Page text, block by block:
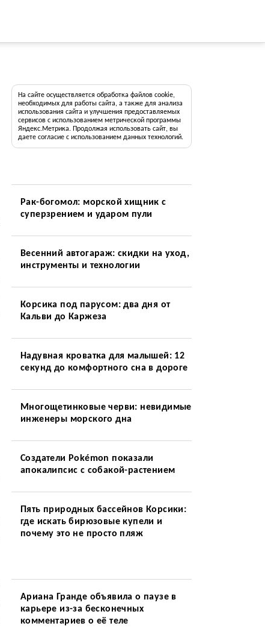
На сайте осуществляется обработка файлов cookie,
необходимых для работы сайта, а также для анализа
использования сайта и улучшения предоставляемых
сервисов с использованием метрической программы
Яндекс.Метрика. Продолжая использовать сайт, вы
даете согласие с использованием данных технологий.
Рак-богомол: морской хищник с
суперзрением и ударом пули
Весенний автогараж: скидки на уход,
инструменты и технологии
Корсика под парусом: два дня от
Кальви до Каржеза
Надувная кроватка для малышей: 12
секунд до комфортного сна в дороге
Многощетинковые черви: невидимые
инженеры морского дна
Создатели Pokémon показали
апокалипсис с собакой-растением
Пять природных бассейнов Корсики:
где искать бирюзовые купели и
почему это не просто пляж
Ариана Гранде объявила о паузе в
карьере из-за бесконечных
комментариев о её теле